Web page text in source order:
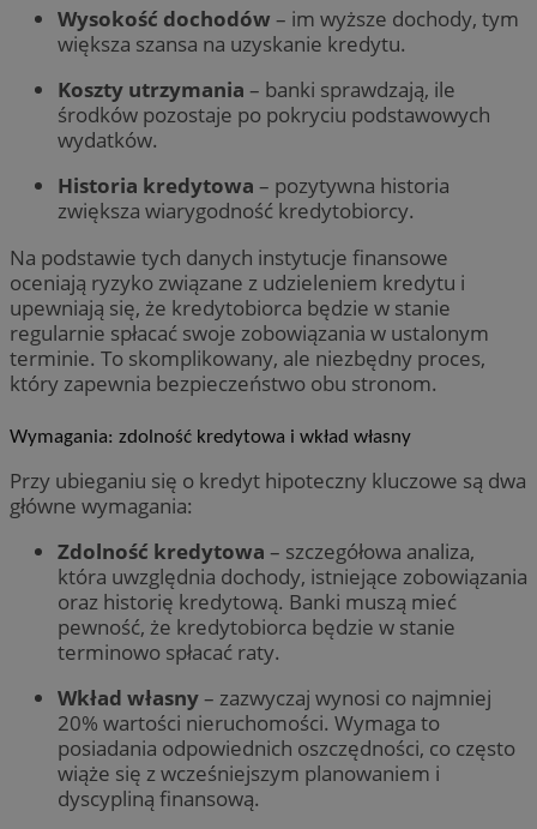
Wysokość dochodów – im wyższe dochody, tym
większa szansa na uzyskanie kredytu.
Koszty utrzymania – banki sprawdzają, ile
środków pozostaje po pokryciu podstawowych
wydatków.
Historia kredytowa – pozytywna historia
zwiększa wiarygodność kredytobiorcy.
Na podstawie tych danych instytucje finansowe
oceniają ryzyko związane z udzieleniem kredytu i
upewniają się, że kredytobiorca będzie w stanie
regularnie spłacać swoje zobowiązania w ustalonym
terminie. To skomplikowany, ale niezbędny proces,
który zapewnia bezpieczeństwo obu stronom.
Wymagania: zdolność kredytowa i wkład własny
Przy ubieganiu się o kredyt hipoteczny kluczowe są dwa
główne wymagania:
Zdolność kredytowa – szczegółowa analiza,
która uwzględnia dochody, istniejące zobowiązania
oraz historię kredytową. Banki muszą mieć
pewność, że kredytobiorca będzie w stanie
terminowo spłacać raty.
Wkład własny– zazwyczaj wynosi co najmniej
20% wartości nieruchomości. Wymaga to
posiadania odpowiednich oszczędności, co często
wiąże się z wcześniejszym planowaniem i
dyscypliną finansową.